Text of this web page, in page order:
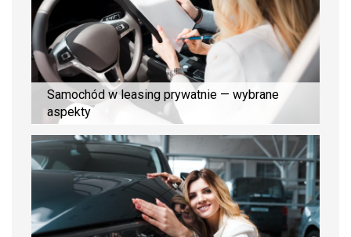
Samochód w leasing prywatnie — wybrane
aspekty